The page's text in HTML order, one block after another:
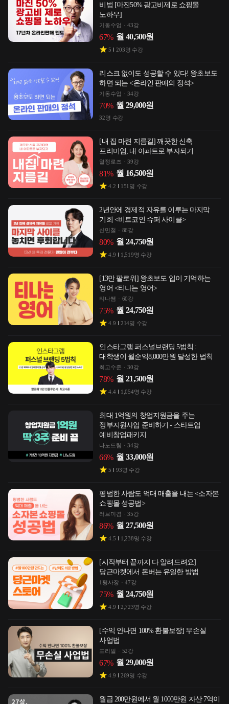
비법 [마진50% 광고비제로 쇼핑몰
노하우]
기동수업 43강
67% 월 40,500원
5 203명 수강
리스크 없이도 성공할 수 있다! 왕초보도
하면 되는 <온라인 판매의 정석>
기동수업 34강
70% 월 29,000원
32명 수강
[내 집 마련 지름길] 깨끗한 신축
프리미엄, 내 아파트로 부자되기
열정로즈 39강
81% 월 16,500원
4.2 151 명 수강
2년안에 경제적 자유를 이루는 마지막
기회 <비트코인 슈퍼 사이클>
신민철 86강
80% 월 24,750원
4.9 1,519명 수강
[13만 팔로워] 왕초보도 입이 기억하는
영어 <티나는 영어>
티나쌤 60강
75% 월 24,750원
4.9 214명 수강
인스타그램 퍼스널브랜딩 5법칙 :
대학생이 월순익8,000만원 달성한 법칙
최고수준 30강
78% 월 21,500원
4.4 1,054명 수강
최대 1억원의 창업지원금을 주는
정부지원사업 준비하기 - 스타트업
예비창업패키지
나노드림 34강
66% 월 33,000원
5 93명 수강
평범한 사람도 억대 매출을 내는 <소자본
쇼핑몰 성공법>
러브미겸 35강
86% 월 27,500원
4.5 1,238명 수강
[시작부터 끝까지 다 알려드려요]
당근마켓에서 돈버는 유일한 방법
1평사장 47강
75% 월 24,750원
4.9 2,723명 수강
[수익 안나면 100% 환불보장] 무손실
사업법
포리얼 52강
67% 월 29,000원
4.9 269명 수강
월급 200만원에서 월 1000만원 자산 7억이